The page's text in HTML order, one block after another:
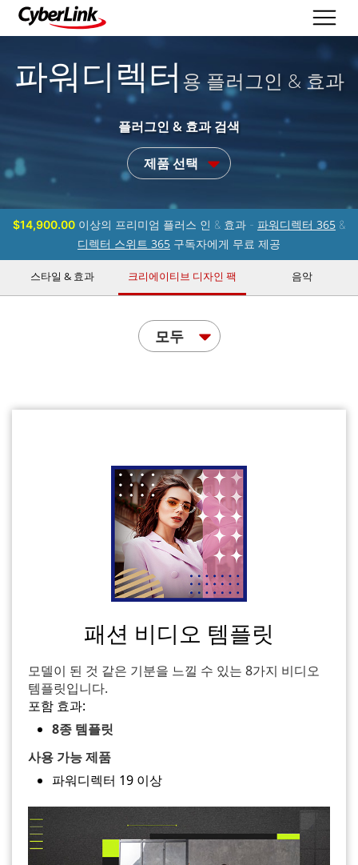
파워디렉터 용 플러그인 & 효과
플러그인 & 효과 검색
제품 선택
$14,900.00 이상의 프리미엄 플러스 인 & 효과 - 파워디렉터 365 &
디렉터 스위트 365 구독자에게 무료 제공
스타일 & 효과 크리에이티브 디자인 팩 음악
모두
패션 비디오 템플릿
모델이 된 것 같은 기분을 느낄 수 있는 8가지 비디오
템플릿입니다.
포함 효과:
8종 템플릿
사용 가능 제품
파워디렉터 19 이상